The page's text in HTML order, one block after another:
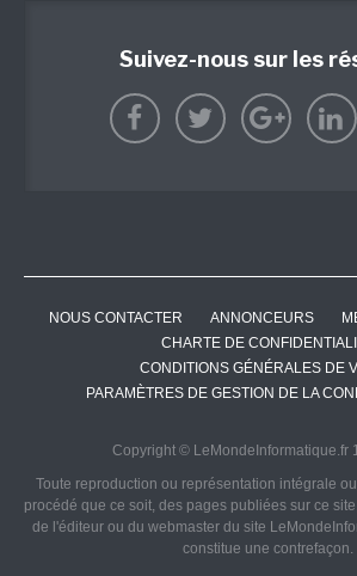
Suivez-nous sur les
NOUS CONTACTER ANNONCEURS
CHARTE DE
CONDITIONS GÉNÉRALES DE
PARAMÈTRES DE GESTION DE LA
Copyright © LeMondeInformatique.fr
Toute reproduction ou représentation intégrale
procédé que ce soit, des pages publiées sur ce
de l'éditeur ou du webmaster du site
constitue une contrefaçon.